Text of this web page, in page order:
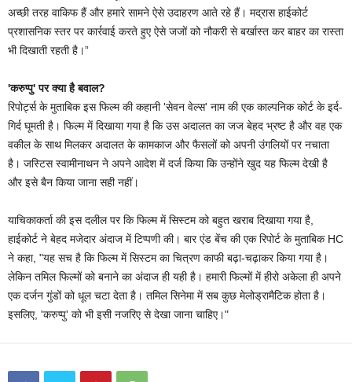
अच्छी तरह वाकिफ हैं और हमारे सामने ऐसे उदाहरण आते रहे हैं। मद्रास हाईकोर्ट
प्रशासनिक स्तर पर कार्रवाई करते हुए ऐसे जजों को नौकरी से बर्खास्त कर बाहर का रास्ता
भी दिखाती रहती है।”
'करुप्पु' पर क्या है बवाल?
रिपोर्ट्स के मुताबिक इस फिल्म की कहानी 'सेवन वेल्स' नाम की एक काल्पनिक कोर्ट के इर्द-
गिर्द घूमती है। फिल्म में दिखाया गया है कि उस अदालत का जज बेहद भ्रष्ट है और वह एक
वकील के साथ मिलकर अदालत के कामकाज और फैसलों को अपनी उंगलियों पर नचाता
है। जस्टिस स्वामीनाथन ने अपने आदेश में दर्ज किया कि उन्होंने खुद यह फिल्म देखी है
और इसे बैन किया जाना सही नहीं।
याचिकाकर्ता की इस दलील पर कि फिल्म में सिस्टम को बहुत खराब दिखाया गया है,
हाईकोर्ट ने बेहद मजेदार अंदाज में टिप्पणी की। बार एंड बेंच की एक रिपोर्ट के मुताबिक HC
ने कहा, "यह सच है कि फिल्म में सिस्टम का चित्रण काफी बढ़ा-चढ़ाकर किया गया है।
लेकिन तमिल फिल्मों को बनाने का अंदाज ही यही है। हमारी फिल्मों में हीरो अकेला ही अपने
एक दर्जन गुंडों को धूल चटा देता है। तमिल सिनेमा में सब कुछ मेलोड्रामैटिक होता है।
इसलिए, 'करुप्पु' को भी इसी नजरिए से देखा जाना चाहिए।"